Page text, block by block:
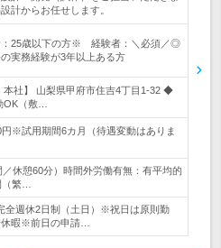
計からお任せします。
：25歳以下の方※ 経験者：＼必須／◎
実務経験が3年以上ある方
本社】 山梨県甲府市住吉4丁目1-32 ◆
（敷…
円※試用期間6カ月（待遇変動はありま
休憩60分）時間外労働有無：有平均的
繁…
全週休2日制（土日）※祝日は原則勤
暇※前日の申請…